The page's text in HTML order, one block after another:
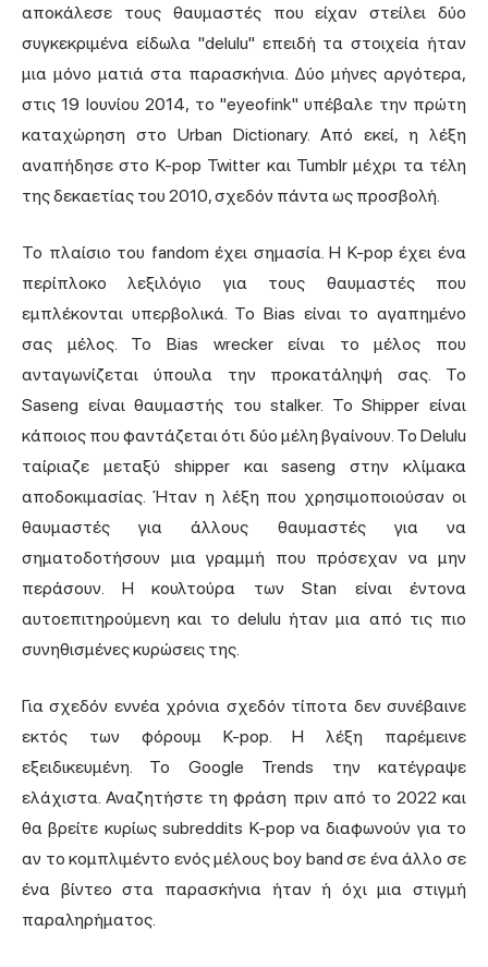
αποκάλεσε τους θαυμαστές που είχαν στείλει δύο
συγκεκριμένα είδωλα "delulu" επειδή τα στοιχεία ήταν
μια μόνο ματιά στα παρασκήνια. Δύο μήνες αργότερα,
στις 19 Ιουνίου 2014, το "eyeofink" υπέβαλε την πρώτη
καταχώρηση στο Urban Dictionary. Από εκεί, η λέξη
αναπήδησε στο K-pop Twitter και Tumblr μέχρι τα τέλη
της δεκαετίας του 2010, σχεδόν πάντα ως προσβολή.
Το πλαίσιο του fandom έχει σημασία. Η K-pop έχει ένα
περίπλοκο λεξιλόγιο για τους θαυμαστές που
εμπλέκονται υπερβολικά. Το Bias είναι το αγαπημένο
σας μέλος. Το Bias wrecker είναι το μέλος που
ανταγωνίζεται ύπουλα την προκατάληψή σας. Το
Saseng είναι θαυμαστής του stalker. Το Shipper είναι
κάποιος που φαντάζεται ότι δύο μέλη βγαίνουν. Το Delulu
ταίριαζε μεταξύ shipper και saseng στην κλίμακα
αποδοκιμασίας. Ήταν η λέξη που χρησιμοποιούσαν οι
θαυμαστές για άλλους θαυμαστές για να
σηματοδοτήσουν μια γραμμή που πρόσεχαν να μην
περάσουν. Η κουλτούρα των Stan είναι έντονα
αυτοεπιτηρούμενη και το delulu ήταν μια από τις πιο
συνηθισμένες κυρώσεις της.
Για σχεδόν εννέα χρόνια σχεδόν τίποτα δεν συνέβαινε
εκτός των φόρουμ K-pop. Η λέξη παρέμεινε
εξειδικευμένη. Το Google Trends την κατέγραψε
ελάχιστα. Αναζητήστε τη φράση πριν από το 2022 και
θα βρείτε κυρίως subreddits K-pop να διαφωνούν για το
αν το κομπλιμέντο ενός μέλους boy band σε ένα άλλο σε
ένα βίντεο στα παρασκήνια ήταν ή όχι μια στιγμή
παραληρήματος.